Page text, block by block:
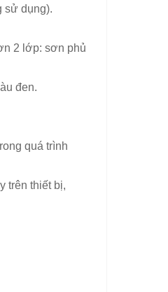
sử dụng).
2 lớp: sơn phủ
đen.
quá trình
trên thiết bị,